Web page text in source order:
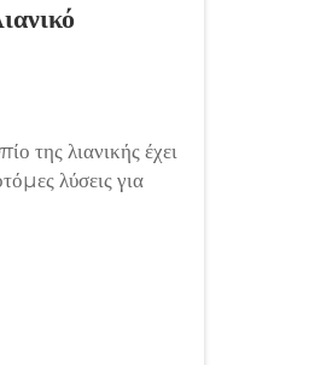
της λιανικής έχει
λύσεις για
η αρωματική